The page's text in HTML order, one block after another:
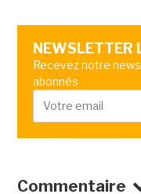
NEWSLETTER
Recevez notre
abonnés
Commentaire